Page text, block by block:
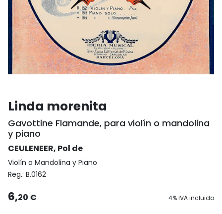
Linda morenita
Gavottine Flamande, para violín o mandolina
y piano
CEULENEER, Pol de
Violín o Mandolina y Piano
Reg.: B.0162
6,20 € 4% IVA incluido